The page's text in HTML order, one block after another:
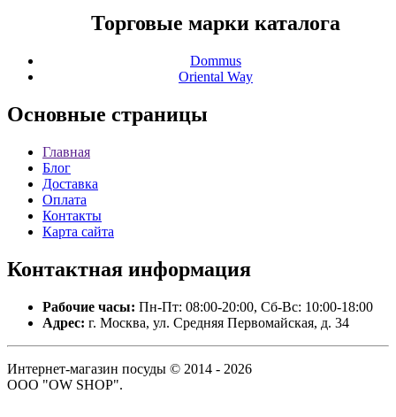
Торговые марки каталога
Dommus
Oriental Way
Основные страницы
Главная
Блог
Доставка
Оплата
Контакты
Карта сайта
Контактная информация
Рабочие часы: Пн-Пт: 08:00-20:00, Сб-Вс: 10:00-18:00
Адрес: г. Москва, ул. Средняя Первомайская, д. 34
Интернет-магазин посуды © 2014 - 2026
ООО "OW SHOP".